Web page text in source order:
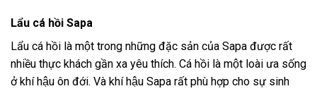
Lẩu cá hồi Sapa
Lẩu cá hồi là một trong những đặc sản của Sapa được rất
nhiều thực khách gần xa yêu thích. Cá hồi là một loài ưa sống
ở khí hậu ôn đới. Và khí hậu Sapa rất phù hợp cho sự sinh